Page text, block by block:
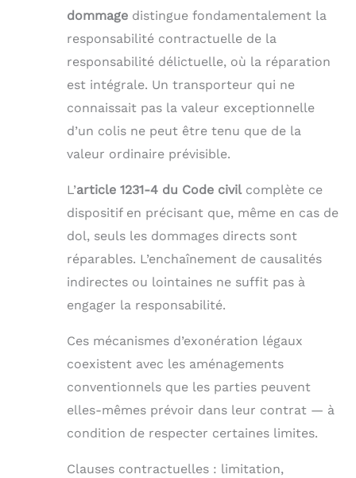
dommage distingue fondamentalement la
responsabilité contractuelle de la
responsabilité délictuelle, où la réparation
est intégrale. Un transporteur qui ne
connaissait pas la valeur exceptionnelle
d’un colis ne peut être tenu que de la
valeur ordinaire prévisible.
L’article 1231-4 du Code civilcomplète ce
dispositif en précisant que, même en cas de
dol, seuls les dommages directs sont
réparables. L’enchaînement de causalités
indirectes ou lointaines ne suffit pas à
engager la responsabilité.
Ces mécanismes d’exonération légaux
coexistent avec les aménagements
conventionnels que les parties peuvent
elles-mêmes prévoir dans leur contrat — à
condition de respecter certaines limites.
Clauses contractuelles : limitation,